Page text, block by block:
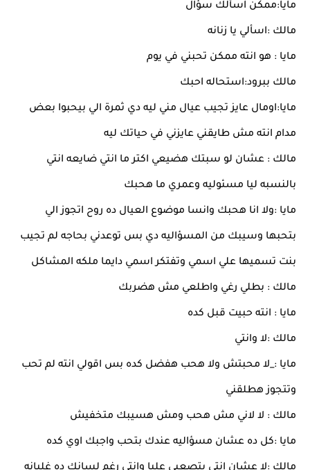
مايا:ممكن اسألك سؤال
مالك :اسألي يا زنانه
مايا : هو انته ممكن تحبني في يوم
مالك ببرود:استحاله احبك
مايا:اومال عايز تجيب عيال مني ليه دي ثمرة الي بيحبوا بعض
مدام انته مش طايقني عايزني في حياتك ليه
مالك : عشان لو سبتك هضيعي اكتر ما انتي ضايعه انتي
بالنسبه ليا مسئوليه وعمري ما هحبك
مايا :ولا انا هحبك وانسا موضوع العيال ده روح اتجوز الي
بتحبها وسيبك من المسؤاليه دي بس توعدني بحاجه لم تجيب
بنت تسميها علي اسمي وتفتكر اسمي دايما ملكه المشاكل
مالك : بطلي رغي واطلعي مش هضربك
مايا : انته حبيت قبل كده
مالك :لا وانتي
مايا :_لا محبتش ولا هحب هفضل كده بس اقولي انته لم تحب
وتتجوز هطلقني
مالك : لا لاني مش هحب ومش هسيبك متخفيش
مايا :كل ده عشان مسؤاليه عندك بتحب واجبك اوي كده